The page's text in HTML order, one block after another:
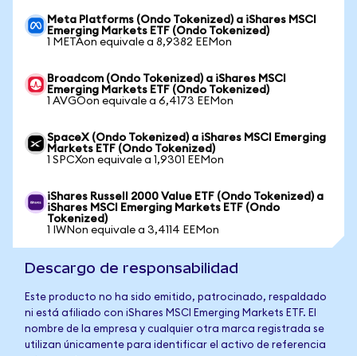
Meta Platforms (Ondo Tokenized) a iShares MSCI
Emerging Markets ETF (Ondo Tokenized)
1 METAon equivale a 8,9382 EEMon
Broadcom (Ondo Tokenized) a iShares MSCI
Emerging Markets ETF (Ondo Tokenized)
1 AVGOon equivale a 6,4173 EEMon
SpaceX (Ondo Tokenized) a iShares MSCI Emerging
Markets ETF (Ondo Tokenized)
1 SPCXon equivale a 1,9301 EEMon
iShares Russell 2000 Value ETF (Ondo Tokenized) a
iShares MSCI Emerging Markets ETF (Ondo
Tokenized)
1 IWNon equivale a 3,4114 EEMon
Descargo de responsabilidad
Este producto no ha sido emitido, patrocinado, respaldado
ni está afiliado con iShares MSCI Emerging Markets ETF. El
nombre de la empresa y cualquier otra marca registrada se
utilizan únicamente para identificar el activo de referencia